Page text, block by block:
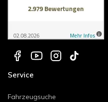
Service
Fahrzeugsuche